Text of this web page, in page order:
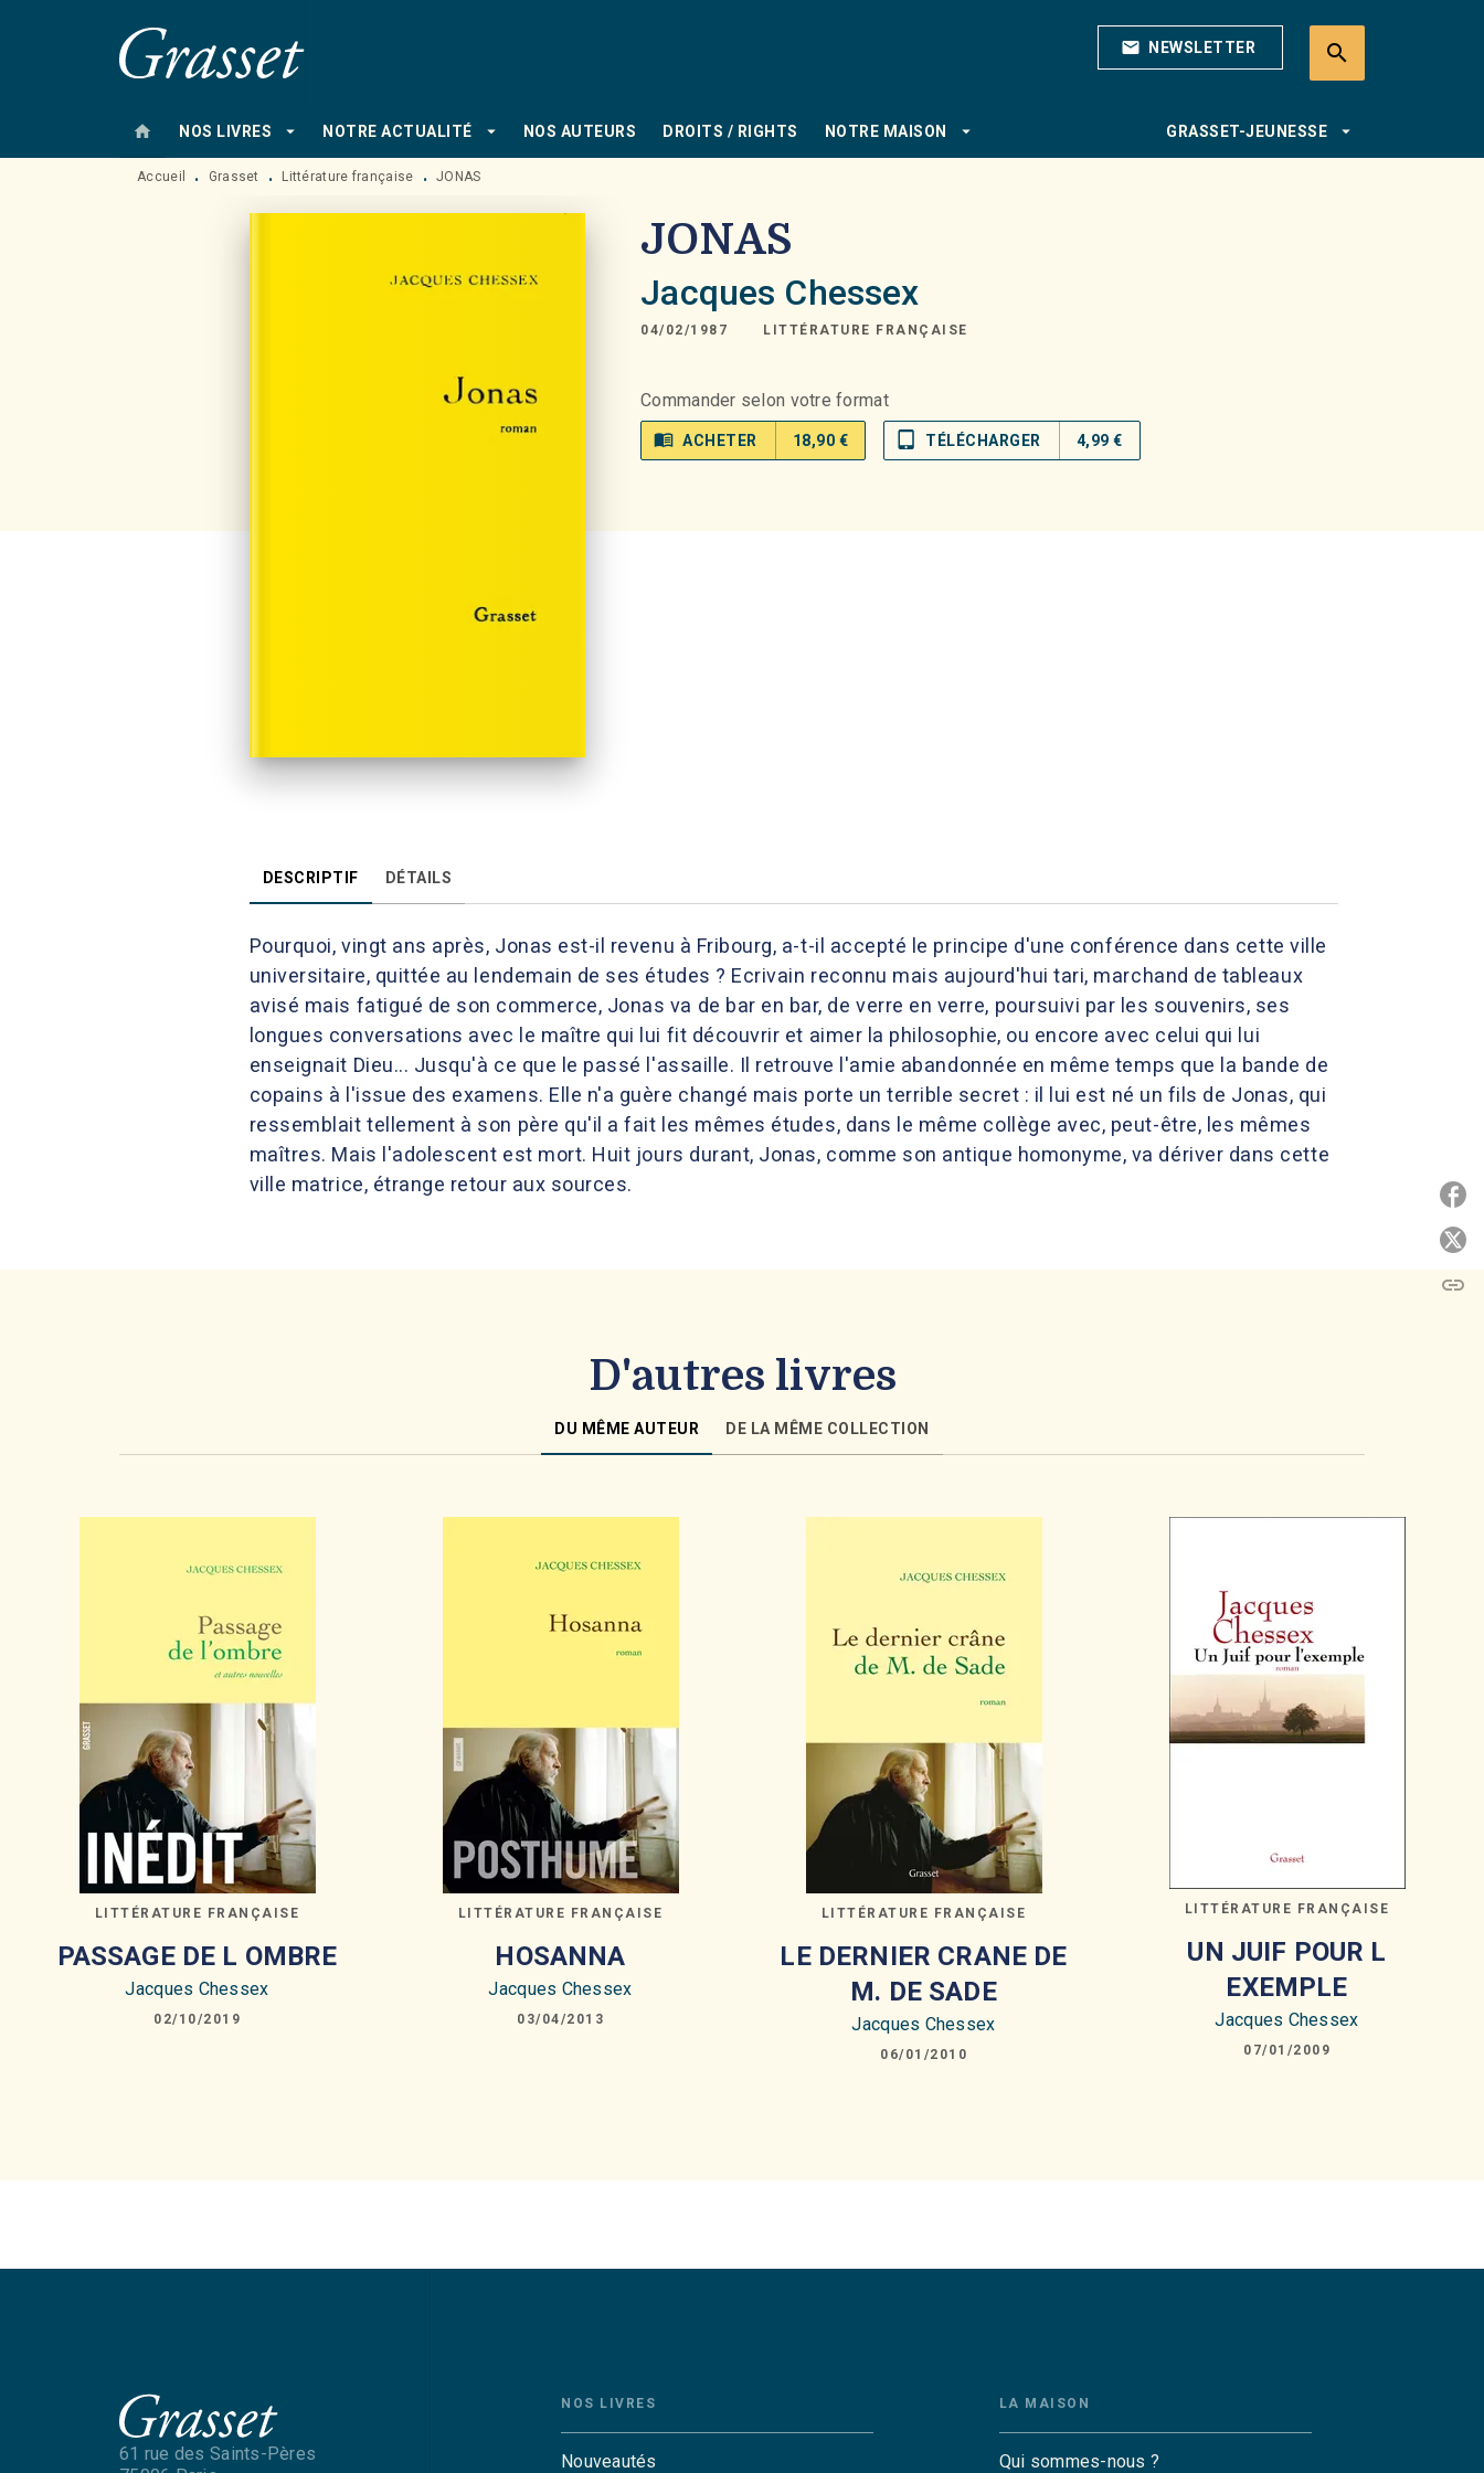
MENU RECHERCHE mail NEWSLETTER search
home NOS LIVRES arrow_drop_down NOTRE ACTUALITÉ arrow_drop_down NOS AUTEURS DROITS / RIGHTS NOTRE MAISON arrow_drop_down GRASSET-JEUNESSE arrow_drop_down
Accueil • Grasset • Littérature française • JONAS
JONAS
Jacques Chessex
04/02/1987 LITTÉRATURE FRANÇAISE
Commander selon votre format
menu_book ACHETER 18,90 € tablet_mac TÉLÉCHARGER 4,99 €
DESCRIPTIF DÉTAILS
Pourquoi, vingt ans après, Jonas est-il revenu à Fribourg, a-t-il accepté le principe d'une conférence dans cette ville
universitaire, quittée au lendemain de ses études ? Ecrivain reconnu mais aujourd'hui tari, marchand de tableaux
avisé mais fatigué de son commerce, Jonas va de bar en bar, de verre en verre, poursuivi par les souvenirs, ses
longues conversations avec le maître qui lui fit découvrir et aimer la philosophie, ou encore avec celui qui lui
enseignait Dieu... Jusqu'à ce que le passé l'assaille. Il retrouve l'amie abandonnée en même temps que la bande de
copains à l'issue des examens. Elle n'a guère changé mais porte un terrible secret : il lui est né un fils de Jonas, qui
ressemblait tellement à son père qu'il a fait les mêmes études, dans le même collège avec, peut-être, les mêmes
maîtres. Mais l'adolescent est mort. Huit jours durant, Jonas, comme son antique homonyme, va dériver dans cette
ville matrice, étrange retour aux sources.
D'autres livres
DU MÊME AUTEUR DE LA MÊME COLLECTION
LITTÉRATURE FRANÇAISE
PASSAGE DE L OMBRE
Jacques Chessex
02/10/2019
LITTÉRATURE FRANÇAISE
HOSANNA
Jacques Chessex
03/04/2013
LITTÉRATURE FRANÇAISE
LE DERNIER CRANE DE
M. DE SADE
Jacques Chessex
06/01/2010
LITTÉRATURE FRANÇAISE
UN JUIF POUR L
EXEMPLE
Jacques Chessex
07/01/2009
link
61 rue des Saints-Pères
NOS LIVRES
Nouveautés
LA MAISON
Qui sommes-nous ?